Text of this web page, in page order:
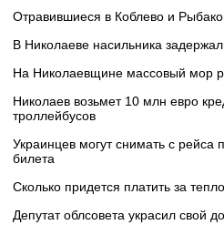
Отравившиеся в Коблево и
В Николаеве насильника
На Николаевщине массовый мор
Николаев возьмет 10 млн евро
троллейбусов
Украинцев могут снимать с рейса
билета
Сколько придется платить за
Депутат облсовета украсил свой